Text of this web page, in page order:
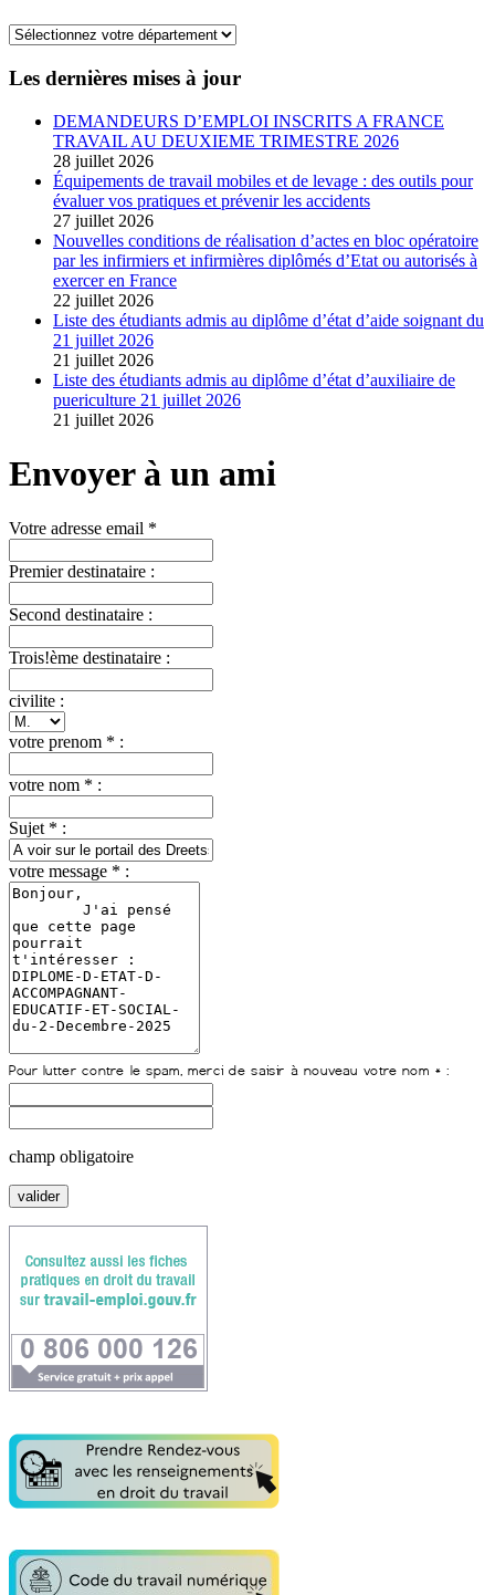
Les dernières mises à jour
DEMANDEURS D’EMPLOI INSCRITS A FRANCE
TRAVAIL AU DEUXIEME TRIMESTRE 2026
28 juillet 2026
Équipements de travail mobiles et de levage : des outils pour
évaluer vos pratiques et prévenir les accidents
27 juillet 2026
Nouvelles conditions de réalisation d’actes en bloc opératoire
par les infirmiers et infirmières diplômés d’Etat ou autorisés à
exercer en France
22 juillet 2026
Liste des étudiants admis au diplôme d’état d’aide soignant du
21 juillet 2026
21 juillet 2026
Liste des étudiants admis au diplôme d’état d’auxiliaire de
puericulture 21 juillet 2026
21 juillet 2026
Envoyer à un ami
Votre adresse email *
Premier destinataire :
Second destinataire :
Trois!ème destinataire :
civilite :
votre prenom * :
votre nom * :
Sujet * :
votre message * :
champ obligatoire